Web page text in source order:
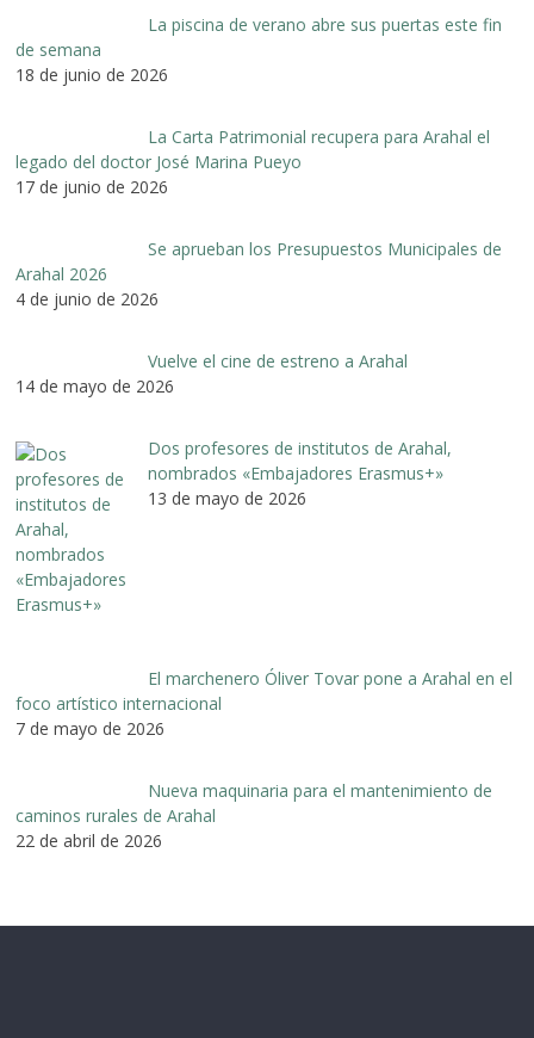
La piscina de verano abre sus puertas este fin
de semana
18 de junio de 2026
La Carta Patrimonial recupera para Arahal el
legado del doctor José Marina Pueyo
17 de junio de 2026
Se aprueban los Presupuestos Municipales de
Arahal 2026
4 de junio de 2026
Vuelve el cine de estreno a Arahal
14 de mayo de 2026
Dos profesores de institutos de Arahal,
nombrados «Embajadores Erasmus+»
13 de mayo de 2026
El marchenero Óliver Tovar pone a Arahal en el
foco artístico internacional
7 de mayo de 2026
Nueva maquinaria para el mantenimiento de
caminos rurales de Arahal
22 de abril de 2026